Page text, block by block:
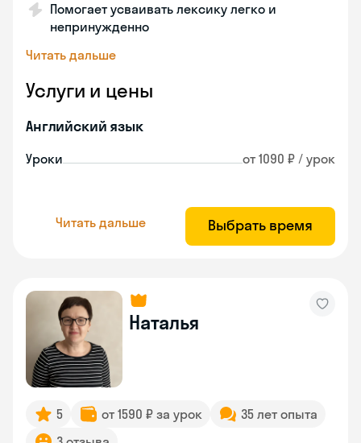
Помогает усваивать лексику легко и
непринужденно
Читать дальше
Услуги и цены
Английский язык
Уроки от 1090 ₽ / урок
Читать дальше Выбрать время
Наталья
5 от 1590 ₽ за урок
35 лет опыта